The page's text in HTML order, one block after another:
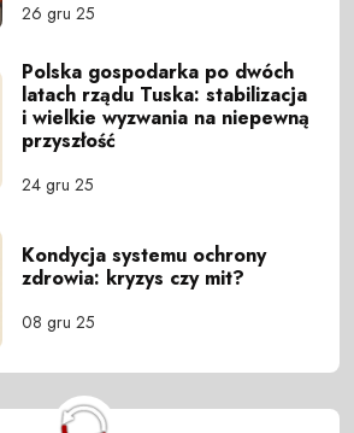
26 gru 25
Polska gospodarka po dwóch
latach rządu Tuska: stabilizacja
i wielkie wyzwania na niepewną
przyszłość
24 gru 25
Kondycja systemu ochrony
zdrowia: kryzys czy mit?
08 gru 25